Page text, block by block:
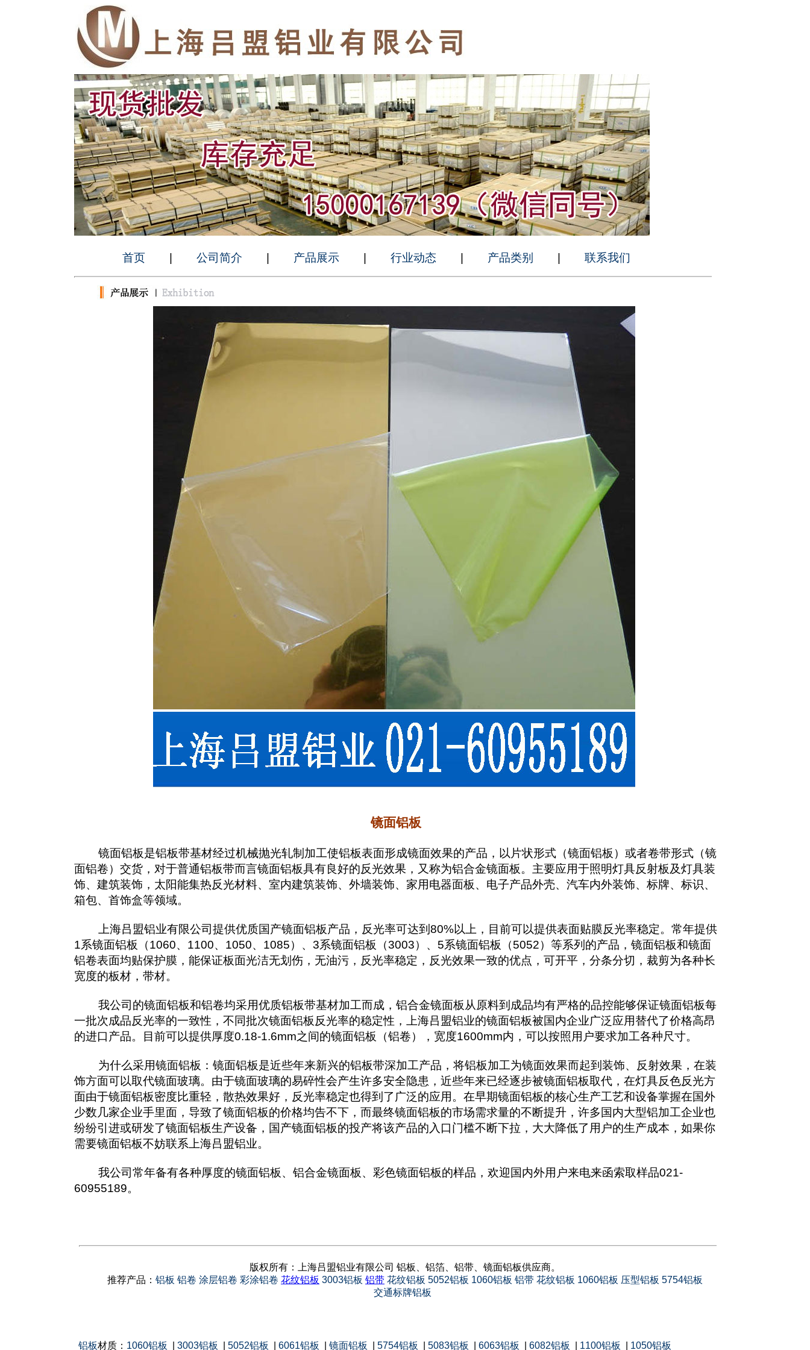
镜面铝板
镜面铝板是铝板带基材经过机械抛光轧制加工使铝板表面形成镜面效果的产品，以片状形式（镜面铝板）或者卷带形式（镜
面铝卷）交货，对于普通铝板带而言镜面铝板具有良好的反光效果，又称为铝合金镜面板。主要应用于照明灯具反射板及灯具装
饰、建筑装饰，太阳能集热反光材料、室内建筑装饰、外墙装饰、家用电器面板、电子产品外壳、汽车内外装饰、标牌、标识、
箱包、首饰盒等领域。
上海吕盟铝业有限公司提供优质国产镜面铝板产品，反光率可达到80%以上，目前可以提供表面贴膜反光率稳定。常年提供
1系镜面铝板（1060、1100、1050、1085）、3系镜面铝板（3003）、5系镜面铝板（5052）等系列的产品，镜面铝板和镜面
铝卷表面均贴保护膜，能保证板面光洁无划伤，无油污，反光率稳定，反光效果一致的优点，可开平，分条分切，裁剪为各种长
宽度的板材，带材。
我公司的镜面铝板和铝卷均采用优质铝板带基材加工而成，铝合金镜面板从原料到成品均有严格的品控能够保证镜面铝板每
一批次成品反光率的一致性，不同批次镜面铝板反光率的稳定性，上海吕盟铝业的镜面铝板被国内企业广泛应用替代了价格高昂
的进口产品。目前可以提供厚度0.18-1.6mm之间的镜面铝板（铝卷），宽度1600mm内，可以按照用户要求加工各种尺寸。
为什么采用镜面铝板：镜面铝板是近些年来新兴的铝板带深加工产品，将铝板加工为镜面效果而起到装饰、反射效果，在装
饰方面可以取代镜面玻璃。由于镜面玻璃的易碎性会产生许多安全隐患，近些年来已经逐步被镜面铝板取代，在灯具反色反光方
面由于镜面铝板密度比重轻，散热效果好，反光率稳定也得到了广泛的应用。在早期镜面铝板的核心生产工艺和设备掌握在国外
少数几家企业手里面，导致了镜面铝板的价格均告不下，而最终镜面铝板的市场需求量的不断提升，许多国内大型铝加工企业也
纷纷引进或研发了镜面铝板生产设备，国产镜面铝板的投产将该产品的入口门槛不断下拉，大大降低了用户的生产成本，如果你
需要镜面铝板不妨联系上海吕盟铝业。
我公司常年备有各种厚度的镜面铝板、铝合金镜面板、彩色镜面铝板的样品，欢迎国内外用户来电来函索取样品021-
60955189。
首页 公司简介 产品展示 行业动态 产品类别 联系我们
版权所有：上海吕盟铝业有限公司 铝板、铝箔、铝带、镜面铝板供应商。
推荐产品： 铝板 铝卷 涂层铝卷 彩涂铝卷 花纹铝板 3003铝板 铝带 花纹铝板 5052铝板 1060铝板 铝带 花纹铝板 1060铝板 压型铝板 5754铝板
交通标牌铝板
铝板材质： 1060铝板 3003铝板 5052铝板 6061铝板 镜面铝板 5754铝板 5083铝板 6063铝板 6082铝板 1100铝板 1050铝板